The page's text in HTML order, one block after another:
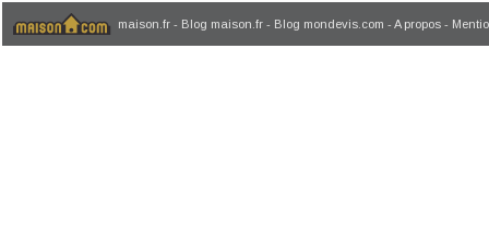
maison.fr - Blog maison.fr - Blog mondevis.com - A propos -